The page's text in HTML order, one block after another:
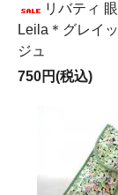
リバティ
Leila＊グレイ
ジュ
750円(税込)